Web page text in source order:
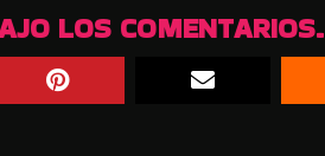
LOS COMENTARIOS.